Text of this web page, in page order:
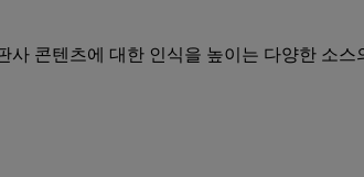
사 콘텐츠에 대한 인식을 높이는 다양한 소